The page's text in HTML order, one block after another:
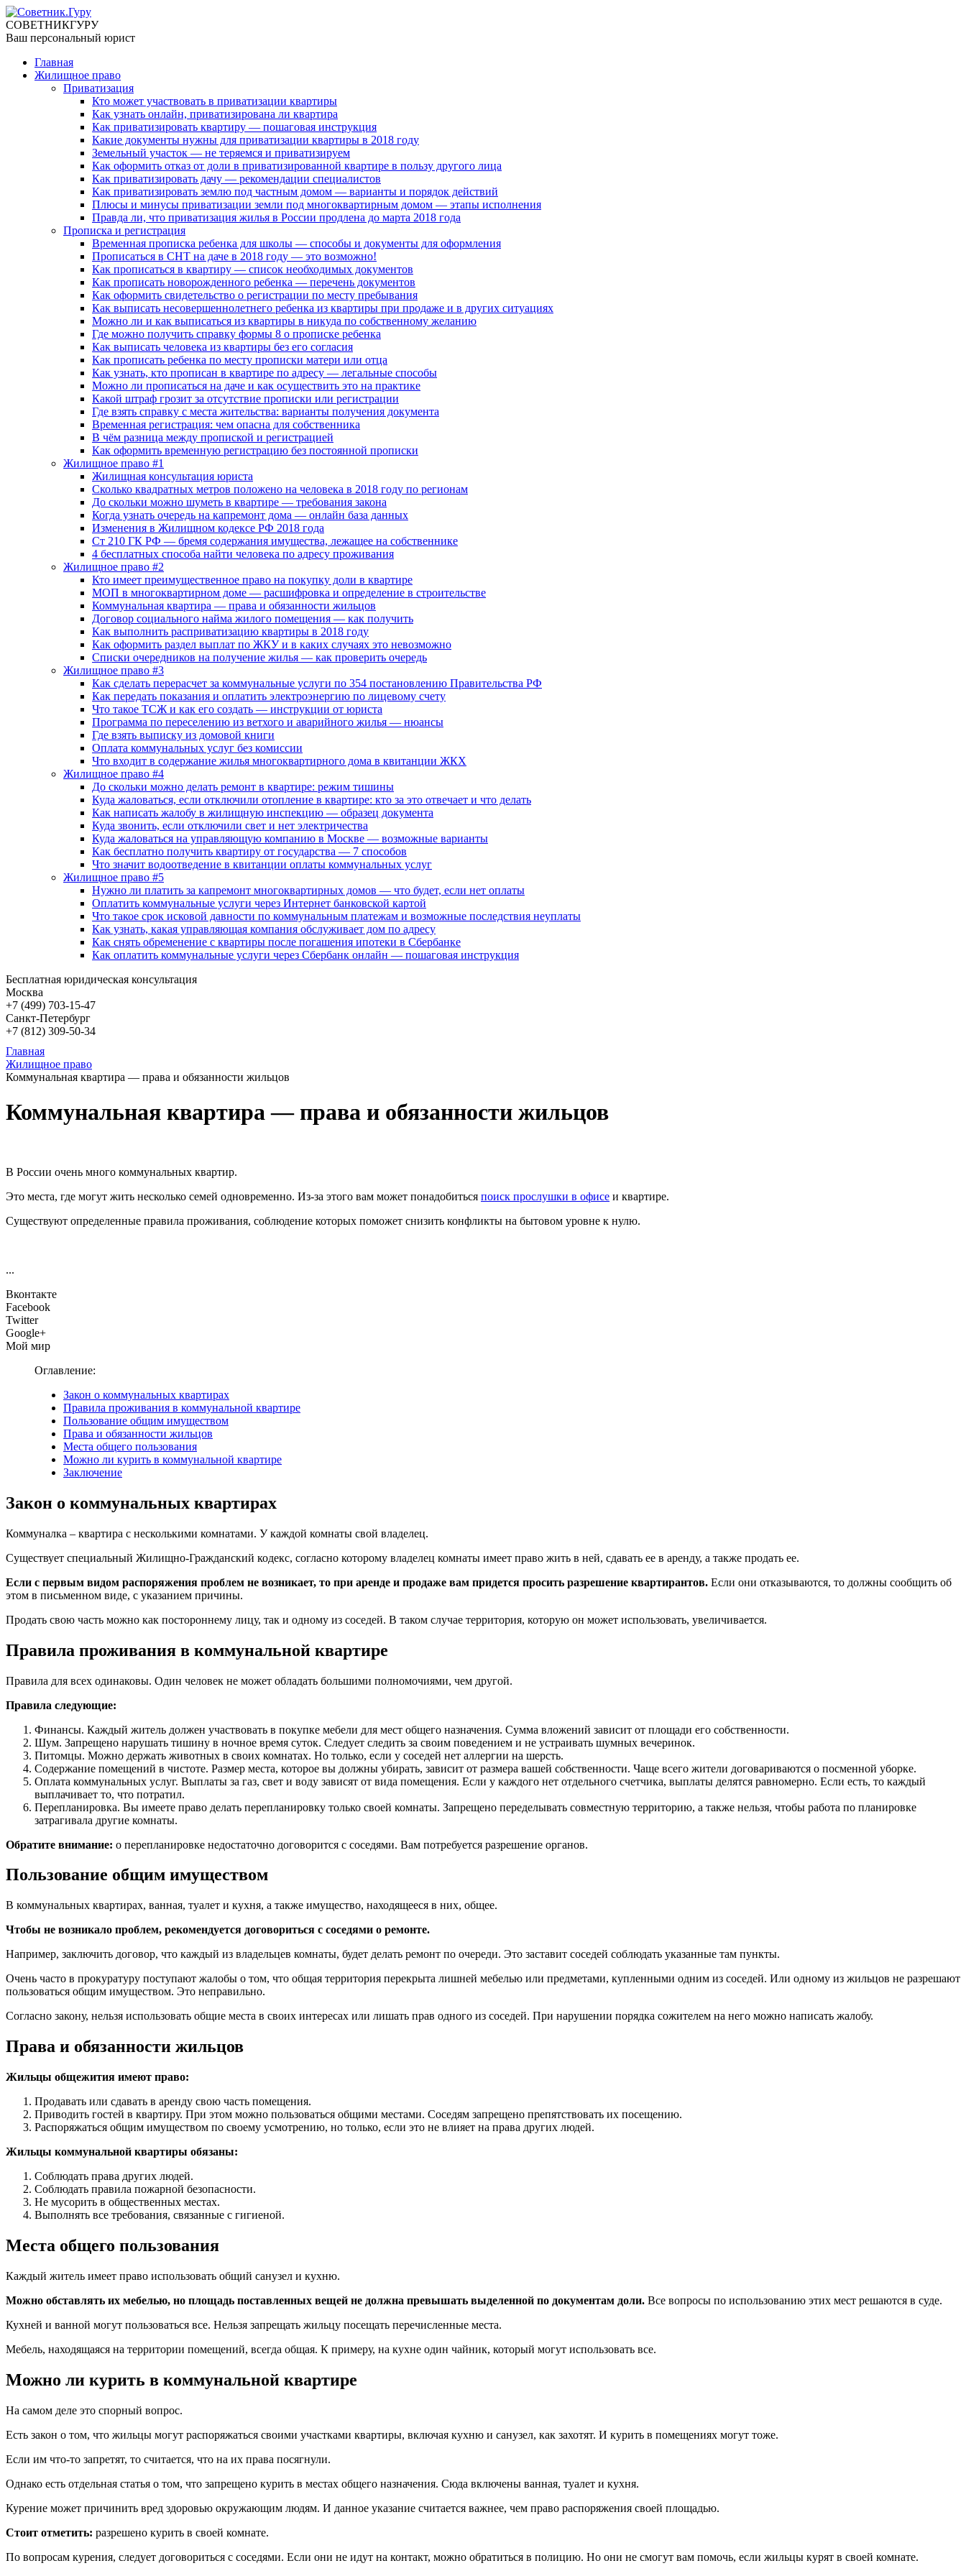
СОВЕТНИКГУРУ
Ваш персональный юрист
Главная
Жилищное право
Приватизация
Кто может участвовать в приватизации квартиры
Как узнать онлайн, приватизирована ли квартира
Как приватизировать квартиру — пошаговая инструкция
Какие документы нужны для приватизации квартиры в 2018 году
Земельный участок — не теряемся и приватизируем
Как оформить отказ от доли в приватизированной квартире в пользу другого лица
Как приватизировать дачу — рекомендации специалистов
Как приватизировать землю под частным домом — варианты и порядок действий
Плюсы и минусы приватизации земли под многоквартирным домом — этапы исполнения
Правда ли, что приватизация жилья в России продлена до марта 2018 года
Прописка и регистрация
Временная прописка ребенка для школы — способы и документы для оформления
Прописаться в СНТ на даче в 2018 году — это возможно!
Как прописаться в квартиру — список необходимых документов
Как прописать новорожденного ребенка — перечень документов
Как оформить свидетельство о регистрации по месту пребывания
Как выписать несовершеннолетнего ребенка из квартиры при продаже и в других ситуациях
Можно ли и как выписаться из квартиры в никуда по собственному желанию
Где можно получить справку формы 8 о прописке ребенка
Как выписать человека из квартиры без его согласия
Как прописать ребенка по месту прописки матери или отца
Как узнать, кто прописан в квартире по адресу — легальные способы
Можно ли прописаться на даче и как осуществить это на практике
Какой штраф грозит за отсутствие прописки или регистрации
Где взять справку с места жительства: варианты получения документа
Временная регистрация: чем опасна для собственника
В чём разница между пропиской и регистрацией
Как оформить временную регистрацию без постоянной прописки
Жилищное право #1
Жилищная консультация юриста
Сколько квадратных метров положено на человека в 2018 году по регионам
До скольки можно шуметь в квартире — требования закона
Когда узнать очередь на капремонт дома — онлайн база данных
Изменения в Жилищном кодексе РФ 2018 года
Ст 210 ГК РФ — бремя содержания имущества, лежащее на собственнике
4 бесплатных способа найти человека по адресу проживания
Жилищное право #2
Кто имеет преимущественное право на покупку доли в квартире
МОП в многоквартирном доме — расшифровка и определение в строительстве
Коммунальная квартира — права и обязанности жильцов
Договор социального найма жилого помещения — как получить
Как выполнить расприватизацию квартиры в 2018 году
Как оформить раздел выплат по ЖКУ и в каких случаях это невозможно
Списки очередников на получение жилья — как проверить очередь
Жилищное право #3
Как сделать перерасчет за коммунальные услуги по 354 постановлению Правительства РФ
Как передать показания и оплатить электроэнергию по лицевому счету
Что такое ТСЖ и как его создать — инструкции от юриста
Программа по переселению из ветхого и аварийного жилья — нюансы
Где взять выписку из домовой книги
Оплата коммунальных услуг без комиссии
Что входит в содержание жилья многоквартирного дома в квитанции ЖКХ
Жилищное право #4
До скольки можно делать ремонт в квартире: режим тишины
Куда жаловаться, если отключили отопление в квартире: кто за это отвечает и что делать
Как написать жалобу в жилищную инспекцию — образец документа
Куда звонить, если отключили свет и нет электричества
Куда жаловаться на управляющую компанию в Москве — возможные варианты
Как бесплатно получить квартиру от государства — 7 способов
Что значит водоотведение в квитанции оплаты коммунальных услуг
Жилищное право #5
Нужно ли платить за капремонт многоквартирных домов — что будет, если нет оплаты
Оплатить коммунальные услуги через Интернет банковской картой
Что такое срок исковой давности по коммунальным платежам и возможные последствия неуплаты
Как узнать, какая управляющая компания обслуживает дом по адресу
Как снять обременение с квартиры после погашения ипотеки в Сбербанке
Как оплатить коммунальные услуги через Сбербанк онлайн — пошаговая инструкция
Бесплатная юридическая консультация
Москва
+7 (499) 703-15-47
Санкт-Петербург
+7 (812) 309-50-34
Главная
Жилищное право
Коммунальная квартира — права и обязанности жильцов
Коммунальная квартира — права и обязанности жильцов
В России очень много коммунальных квартир.
Это места, где могут жить несколько семей одновременно. Из-за этого вам может понадобиться поиск прослушки в офисе и квартире.
Существуют определенные правила проживания, соблюдение которых поможет снизить конфликты на бытовом уровне к нулю.
...
Вконтакте
Facebook
Twitter
Google+
Мой мир
Оглавление:
Закон о коммунальных квартирах
Правила проживания в коммунальной квартире
Пользование общим имуществом
Права и обязанности жильцов
Места общего пользования
Можно ли курить в коммунальной квартире
Заключение
Закон о коммунальных квартирах
Коммуналка – квартира с несколькими комнатами. У каждой комнаты свой владелец.
Существует специальный Жилищно-Гражданский кодекс, согласно которому владелец комнаты имеет право жить в ней, сдавать ее в аренду, а также продать ее.
Если с первым видом распоряжения проблем не возникает, то при аренде и продаже вам придется просить разрешение квартирантов. Если они отказываются, то должны сообщить об
этом в письменном виде, с указанием причины.
Продать свою часть можно как постороннему лицу, так и одному из соседей. В таком случае территория, которую он может использовать, увеличивается.
Правила проживания в коммунальной квартире
Правила для всех одинаковы. Один человек не может обладать большими полномочиями, чем другой.
Правила следующие:
Финансы. Каждый житель должен участвовать в покупке мебели для мест общего назначения. Сумма вложений зависит от площади его собственности.
Шум. Запрещено нарушать тишину в ночное время суток. Следует следить за своим поведением и не устраивать шумных вечеринок.
Питомцы. Можно держать животных в своих комнатах. Но только, если у соседей нет аллергии на шерсть.
Содержание помещений в чистоте. Размер места, которое вы должны убирать, зависит от размера вашей собственности. Чаще всего жители договариваются о посменной уборке.
Оплата коммунальных услуг. Выплаты за газ, свет и воду зависят от вида помещения. Если у каждого нет отдельного счетчика, выплаты делятся равномерно. Если есть, то каждый
выплачивает то, что потратил.
Перепланировка. Вы имеете право делать перепланировку только своей комнаты. Запрещено переделывать совместную территорию, а также нельзя, чтобы работа по планировке
затрагивала другие комнаты.
Обратите внимание: о перепланировке недостаточно договорится с соседями. Вам потребуется разрешение органов.
Пользование общим имуществом
В коммунальных квартирах, ванная, туалет и кухня, а также имущество, находящееся в них, общее.
Чтобы не возникало проблем, рекомендуется договориться с соседями о ремонте.
Например, заключить договор, что каждый из владельцев комнаты, будет делать ремонт по очереди. Это заставит соседей соблюдать указанные там пункты.
Очень часто в прокуратуру поступают жалобы о том, что общая территория перекрыта лишней мебелью или предметами, купленными одним из соседей. Или одному из жильцов не разрешают
пользоваться общим имуществом. Это неправильно.
Согласно закону, нельзя использовать общие места в своих интересах или лишать прав одного из соседей. При нарушении порядка сожителем на него можно написать жалобу.
Права и обязанности жильцов
Жильцы общежития имеют право:
Продавать или сдавать в аренду свою часть помещения.
Приводить гостей в квартиру. При этом можно пользоваться общими местами. Соседям запрещено препятствовать их посещению.
Распоряжаться общим имуществом по своему усмотрению, но только, если это не влияет на права других людей.
Жильцы коммунальной квартиры обязаны:
Соблюдать права других людей.
Соблюдать правила пожарной безопасности.
Не мусорить в общественных местах.
Выполнять все требования, связанные с гигиеной.
Места общего пользования
Каждый житель имеет право использовать общий санузел и кухню.
Можно обставлять их мебелью, но площадь поставленных вещей не должна превышать выделенной по документам доли. Все вопросы по использованию этих мест решаются в суде.
Кухней и ванной могут пользоваться все. Нельзя запрещать жильцу посещать перечисленные места.
Мебель, находящаяся на территории помещений, всегда общая. К примеру, на кухне один чайник, который могут использовать все.
Можно ли курить в коммунальной квартире
На самом деле это спорный вопрос.
Есть закон о том, что жильцы могут распоряжаться своими участками квартиры, включая кухню и санузел, как захотят. И курить в помещениях могут тоже.
Если им что-то запретят, то считается, что на их права посягнули.
Однако есть отдельная статья о том, что запрещено курить в местах общего назначения. Сюда включены ванная, туалет и кухня.
Курение может причинить вред здоровью окружающим людям. И данное указание считается важнее, чем право распоряжения своей площадью.
Стоит отметить: разрешено курить в своей комнате.
По вопросам курения, следует договориться с соседями. Если они не идут на контакт, можно обратиться в полицию. Но они не смогут вам помочь, если жильцы курят в своей комнате.